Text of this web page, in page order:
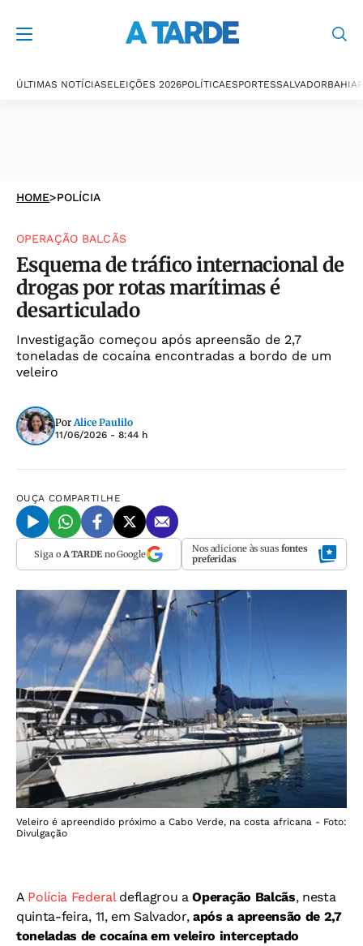
ÚLTIMAS NOTÍCIASELEIÇÕES 2026POLÍTICAESPORTESSALVADORBAHIA
HOME>POLÍCIA
OPERAÇÃO BALCÃS
Esquema de tráfico internacional de
drogas por rotas marítimas é
desarticulado
Investigação começou após apreensão de 2,7
toneladas de cocaína encontradas a bordo de um
veleiro
Por Alice Paulilo
11/06/2026 - 8:44 h
OUÇA COMPARTILHE
Siga o A TARDEno Google Nos adicione às suas fontes
preferidas
Veleiro é apreendido próximo a Cabo Verde, na costa africana - Foto:
Divulgação
APolícia Federal deflagrou aOperação Balcãs, nesta
quinta-feira, 11, em Salvador, após a apreensão de 2,7
toneladas de cocaína em veleiro interceptado